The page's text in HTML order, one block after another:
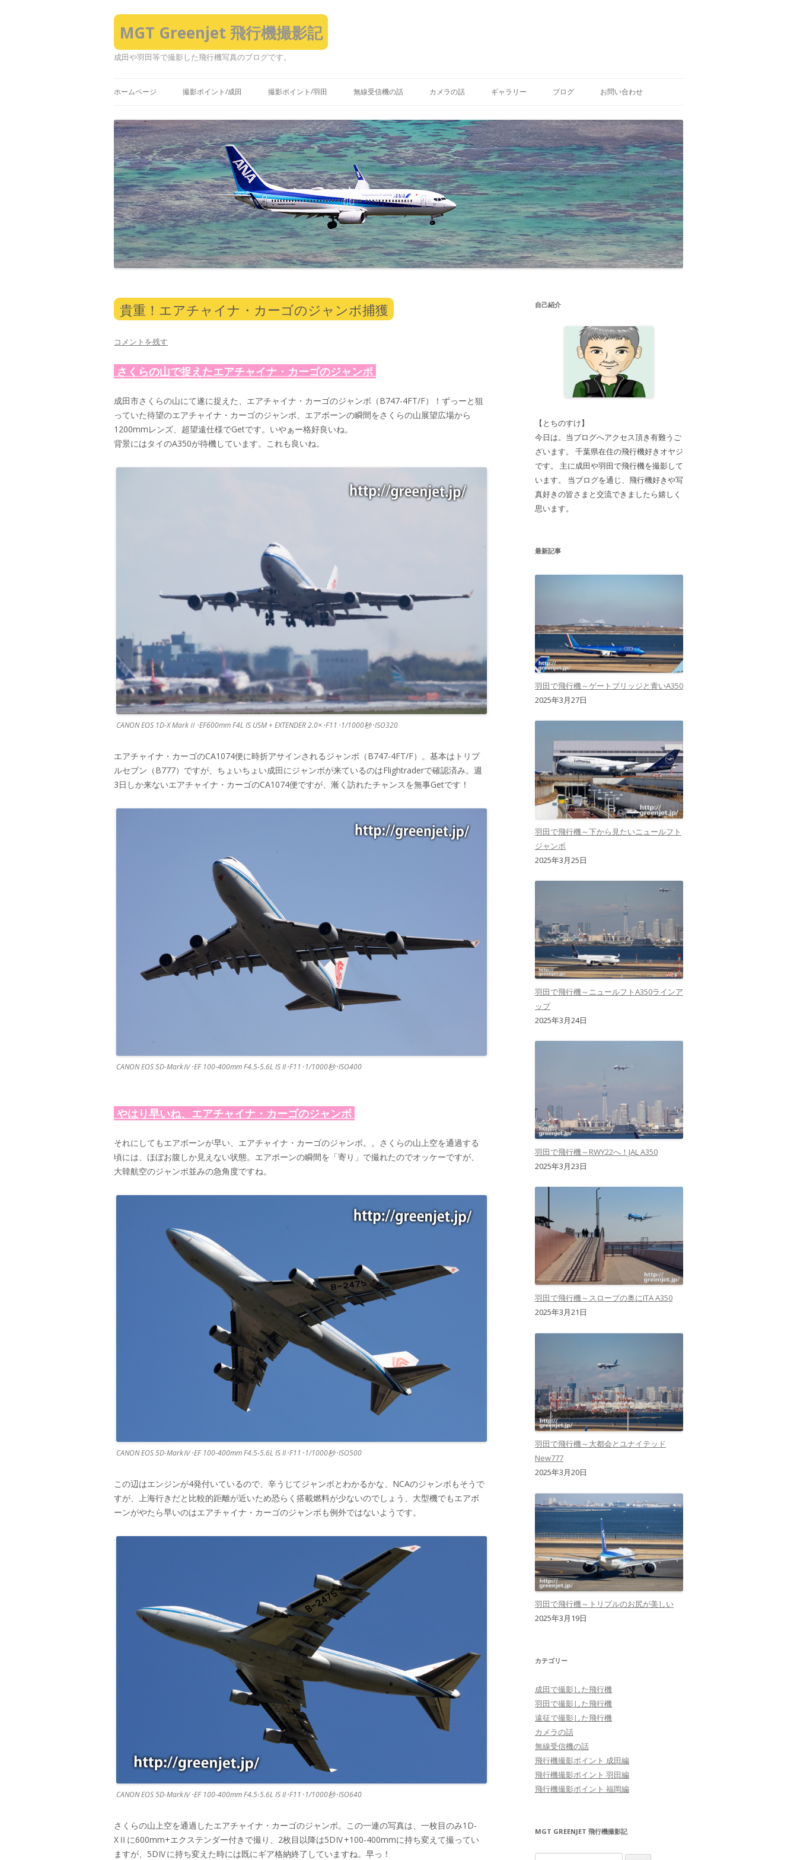
MGT Greenjet 飛行機撮影記
成田や羽田等で撮影した飛行機写真のブログです。
ン
テ
へ
ス
キ
ッ
プ
ホームページ 撮影ポイント/成田 撮影ポイント/羽田 無線受信機の話 カメラの話 ギャラリー ブログ お問い合わせ
貴重！エアチャイナ・カーゴのジャンボ捕獲
コメントを残す
さくらの山で捉えたエアチャイナ・カーゴのジャンボ
成田市さくらの山にて遂に捉えた、エアチャイナ・カーゴのジャンボ（B747-4FT/F）！ずっーと狙
っていた待望のエアチャイナ・カーゴのジャンボ、エアボーンの瞬間をさくらの山展望広場から
1200mmレンズ、超望遠仕様でGetです。いやぁー格好良いね。
背景にはタイのA350が待機しています。これも良いね。
CANON EOS 1D-X MarkⅡ･EF600mm F4L IS USM + EXTENDER 2.0×･F11･1/1000秒･ISO320
エアチャイナ・カーゴのCA1074便に時折アサインされるジャンボ（B747-4FT/F）。基本はトリプ
ルセブン（B777）ですが、ちょいちょい成田にジャンボが来ているのはFlightraderで確認済み。週
3日しか来ないエアチャイナ・カーゴのCA1074便ですが、漸く訪れたチャンスを無事Getです！
CANON EOS 5D-MarkⅣ･EF 100-400mm F4.5-5.6L IS II･F11･1/1000秒･ISO400
やはり早いね、エアチャイナ・カーゴのジャンボ
それにしてもエアボーンが早い、エアチャイナ・カーゴのジャンボ。。さくらの山上空を通過する
頃には、ほぼお腹しか見えない状態。エアボーンの瞬間を「寄り」で撮れたのでオッケーですが、
大韓航空のジャンボ並みの急角度ですね。
CANON EOS 5D-MarkⅣ･EF 100-400mm F4.5-5.6L IS II･F11･1/1000秒･ISO500
この辺はエンジンが4発付いているので、辛うじてジャンボとわかるかな、NCAのジャンボもそうで
すが、上海行きだと比較的距離が近いため恐らく搭載燃料が少ないのでしょう、大型機でもエアボ
ーンがやたら早いのはエアチャイナ・カーゴのジャンボも例外ではないようです。
CANON EOS 5D-MarkⅣ･EF 100-400mm F4.5-5.6L IS II･F11･1/1000秒･ISO640
さくらの山上空を通過したエアチャイナ・カーゴのジャンボ。この一連の写真は、一枚目のみ1D-
XⅡに600mm+エクステンダー付きで撮り、2枚目以降は5DⅣ+100-400mmに持ち変えて撮ってい
ますが、5DⅣに持ち変えた時には既にギア格納終了していますね。早っ！
自己紹介
【とちのすけ】
今日は。当ブログへアクセス頂き有難うご
ざいます。 千葉県在住の飛行機好きオヤジ
です。 主に成田や羽田で飛行機を撮影して
います。 当ブログを通じ、飛行機好きや写
真好きの皆さまと交流できましたら嬉しく
思います。
最新記事
羽田で飛行機～ゲートブリッジと青いA350
2025年3月27日
羽田で飛行機～下から見たいニュールフト
ジャンボ
2025年3月25日
羽田で飛行機～ニュールフトA350ラインア
ップ
2025年3月24日
羽田で飛行機～RWY22へ！JAL A350
2025年3月23日
羽田で飛行機～スロープの奥にITA A350
2025年3月21日
羽田で飛行機～大都会とユナイテッド
New777
2025年3月20日
羽田で飛行機～トリプルのお尻が美しい
2025年3月19日
カテゴリー
成田で撮影した飛行機
羽田で撮影した飛行機
遠征で撮影した飛行機
カメラの話
無線受信機の話
飛行機撮影ポイント 成田編
飛行機撮影ポイント 羽田編
飛行機撮影ポイント 福岡編
MGT GREENJET 飛行機撮影記